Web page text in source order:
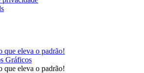
que eleva o padrão!
Gráficos
que eleva o padrão!